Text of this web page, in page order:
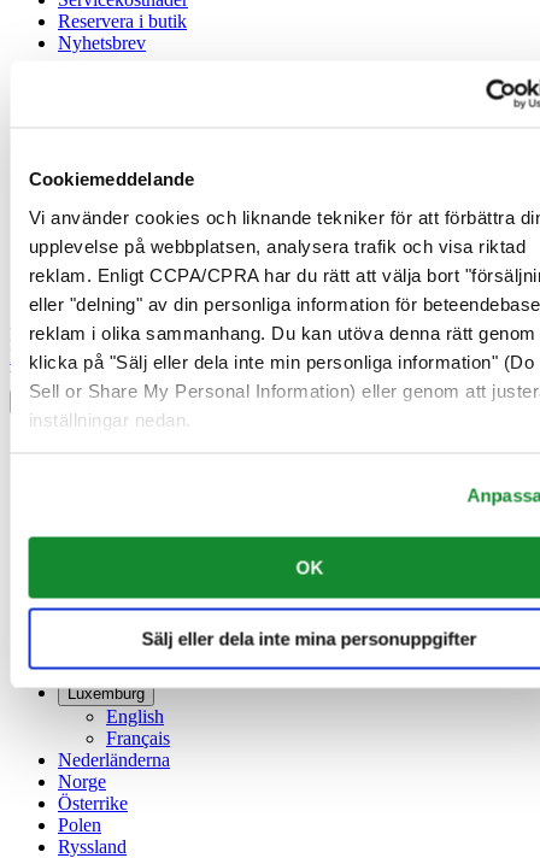
Cookiemeddelande
Vi använder cookies och liknande tekniker för att förbättra
upplevelse på webbplatsen, analysera trafik och visa riktad
reklam. Enligt CCPA/CPRA har du rätt att välja bort
eller "delning" av din personliga information för
reklam i olika sammanhang. Du kan utöva denna rätt genom
klicka på "Sälj eller dela inte min personliga information" (Do
Sell or Share My Personal Information) eller genom att
inställningar nedan.
OK
Sälj eller dela inte mina personuppgifter
Reservera i butik
Nyhetsbrev
Cookiemeddelande
Försäljningsvillkor
Gå med i Certina Klubben
Registrera dig för att få exklusiv information
Bli medlem
Välj land/region
Språkväljare
Finland
Kina
简体中文
Luxemburg
English
Français
Nederländerna
Norge
Österrike
Polen
Ryssland